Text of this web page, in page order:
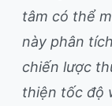
tâm có thể
này phân
chiến lược
thiện tốc độ